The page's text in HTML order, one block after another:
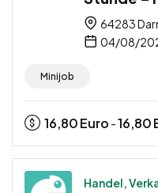
64283
04/08/
Minijob
16,80Euro -16,80
Handel,